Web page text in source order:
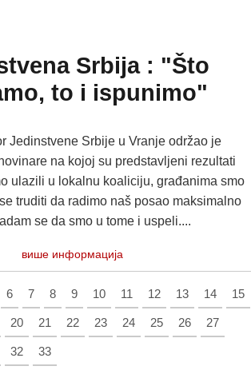
Srbija : "Što
to i ispunimo"
Jedinstvene Srbije u Vranje održao je
na kojoj su predstavljeni rezultati
ulazili u lokalnu koaliciju, građanima smo
truditi da radimo naš posao maksimalno
se da smo u tome i uspeli....
више информација
6 7 8 9 10 11 12 13 14 15
20 21 22 23 24 25 26 27
32 33